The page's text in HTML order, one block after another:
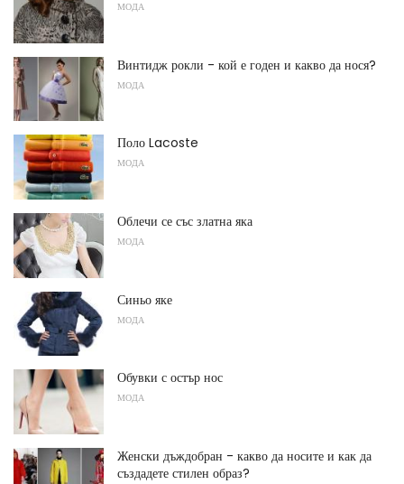
МОДА
Винтидж рокли - кой е годен и какво да нося?
МОДА
Поло Lacoste
МОДА
Облечи се със златна яка
МОДА
Синьо яке
МОДА
Обувки с остър нос
МОДА
Женски дъждобран - какво да носите и как да
създадете стилен образ?